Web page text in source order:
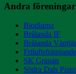
Andra föreningar
Biodlarna
Brålanda IF
Brålanda
SK Granan
Södra Dals